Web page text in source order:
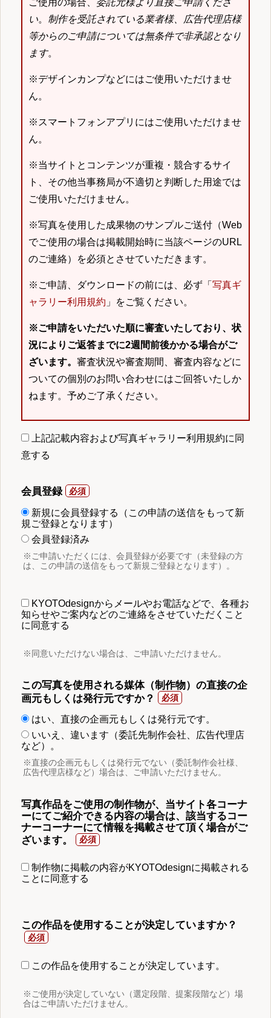
ご使用の場合、 委託元様より直接ご申請くださ
い。 制作を受託されている業者様、広告代理店様
等からのご申請については無条件で非承認となり
ます。
※デザインカンプなどにはご使用いただけませ
ん。
※スマートフォンアプリにはご使用いただけませ
ん。
※当サイトとコンテンツが重複・競合するサイ
ト、その他当事務局が不適切と判断した用途では
ご使用いただけません。
※写真を使用した成果物のサンプルご送付（Web
でご使用の場合は掲載開始時に当該ページのURL
のご連絡）を必須とさせていただきます。
※ご申請、ダウンロードの前には、必ず「 写真ギ
ャラリー利用規約 」をご覧ください。
※ご申請をいただいた順に審査いたしており、状
況によりご返答までに2週間前後かかる場合がご
ざいます。 審査状況や審査期間、審査内容などに
ついての個別のお問い合わせにはご回答いたしか
ねます。予めご了承ください。
上記記載内容および写真ギャラリー利用規約に同
意する
会員登録
新規に会員登録する（この申請の送信をもって新
規ご登録となります）
会員登録済み
※ご申請いただくには、会員登録が必要です（未登録の方
は、この申請の送信をもって新規ご登録となります）。
KYOTOdesignからメールやお電話などで、各種お
知らせやご案内などのご連絡をさせていただくこと
に同意する
※同意いただけない場合は、ご申請いただけません。
この写真を使用される媒体（制作物）の直接の企
画元もしくは発行元ですか？
はい、直接の企画元もしくは発行元です。
いいえ、違います（委託先制作会社、広告代理店
など）。
※直接の企画元もしくは発行元でない（委託制作会社様、
広告代理店様など）場合は、ご申請いただけません。
写真作品をご使用の制作物が、当サイト各コーナ
ーにてご紹介できる内容の場合は、該当するコー
ナーコーナーにて情報を掲載させて頂く場合がご
ざいます。
制作物に掲載の内容がKYOTOdesignに掲載される
ことに同意する
この作品を使用することが決定していますか？
この作品を使用することが決定しています。
※ご使用が決定していない（選定段階、提案段階など）場
合はご申請いただけません。